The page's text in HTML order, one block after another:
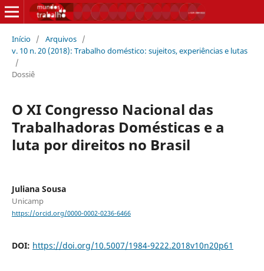
Início / Arquivos /
v. 10 n. 20 (2018): Trabalho doméstico: sujeitos, experiências e lutas
/
Dossiê
O XI Congresso Nacional das
Trabalhadoras Domésticas e a
luta por direitos no Brasil
Juliana Sousa
Unicamp
https://orcid.org/0000-0002-0236-6466
DOI: https://doi.org/10.5007/1984-9222.2018v10n20p61